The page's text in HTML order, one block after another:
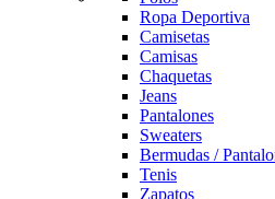
Ropa Deportiva
Camisetas
Camisas
Chaquetas
Jeans
Pantalones
Sweaters
Bermudas /
Tenis
Zapatos